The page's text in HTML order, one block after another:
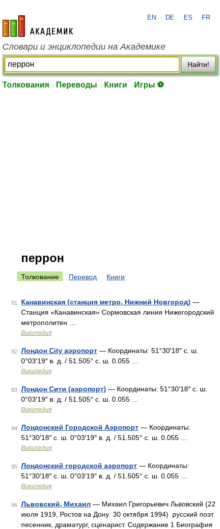
academic.ru
EN DE ES FR
Словари и энциклопедии на Академике
Найти!
Толкования Переводы Книги Игры ⚽
перрон
Толкование Перевод Книги
91 Канавинская (станция метро, Нижний Новгород) —
Станция «Канавинская» Сормовская линия Нижегородский
метрополитен …
Википедия
92 Лондон City аэропорт — Координаты: 51°30′18″ с. ш.
0°03′19″ в. д. / 51.505° с. ш. 0.055 …
Википедия
93 Лондон Сити (аэропорт) — Координаты: 51°30′18″ с. ш.
0°03′19″ в. д. / 51.505° с. ш. 0.055 …
Википедия
94 Лондонский Городской Аэропорт — Координаты:
51°30′18″ с. ш. 0°03′19″ в. д. / 51.505° с. ш. 0.055 …
Википедия
95 Лондонский городской аэропорт — Координаты:
51°30′18″ с. ш. 0°03′19″ в. д. / 51.505° с. ш. 0.055 …
Википедия
96 Львовский, Михаил — Михаил Григорьевич Львовский (22
июля 1919, Ростов на Дону 30 октября 1994) русский поэт
песенник, драматург, сценарист. Содержание 1 Биография